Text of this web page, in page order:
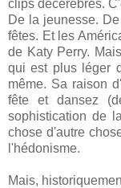
clips décérébrés.
De la jeunesse.
fêtes. Et les
de Katy Perry.
qui est plus léger
même. Sa raison
fête et dansez
sophistication de
chose d'autre
l'hédonisme.
Mais,